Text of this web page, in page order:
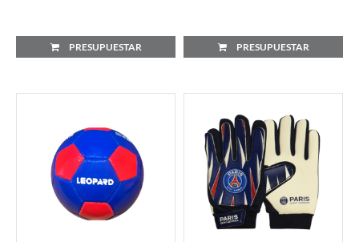
PRESUPUESTAR PRESUPUESTAR